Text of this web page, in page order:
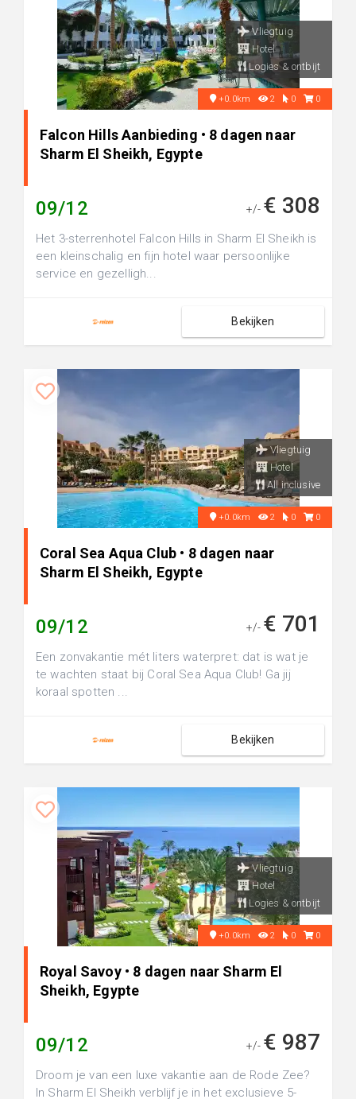
Vliegtuig
Hotel
Logies & ontbijt
+0.0km 2 0 0
Falcon Hills Aanbieding • 8 dagen naar
Sharm El Sheikh, Egypte
09/12 +/- € 308
Het 3-sterrenhotel Falcon Hills in Sharm El Sheikh is
een kleinschalig en fijn hotel waar persoonlijke
service en gezelligh...
Bekijken
Vliegtuig
Hotel
All inclusive
+0.0km 2 0 0
Coral Sea Aqua Club • 8 dagen naar
Sharm El Sheikh, Egypte
09/12 +/- € 701
Een zonvakantie mét liters waterpret: dat is wat je
te wachten staat bij Coral Sea Aqua Club! Ga jij
koraal spotten ...
Bekijken
Vliegtuig
Hotel
Logies & ontbijt
+0.0km 2 0 0
Royal Savoy • 8 dagen naar Sharm El
Sheikh, Egypte
09/12 +/- € 987
Droom je van een luxe vakantie aan de Rode Zee?
In Sharm El Sheikh verblijf je in het exclusieve 5-